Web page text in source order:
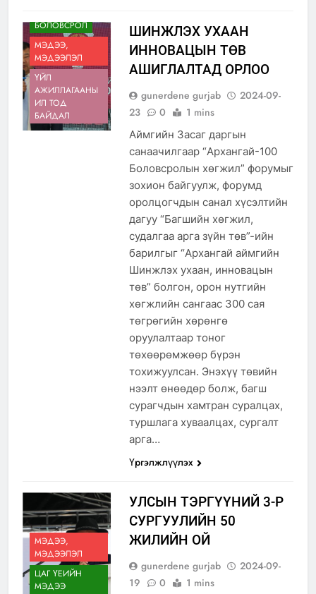
БОЛОВСРОЛ
МЭДЭЭ,
МЭДЭЭЛЭЛ
ҮЙЛ
АЖИЛЛАГААНЫ
ИЛ ТОД
БАЙДАЛ
ШИНЖЛЭХ УХААН
ИННОВАЦЫН ТӨВ
АШИГЛАЛТАД ОРЛОО
gunerdene gurjab
2024-09-
23
0 1 mins
Аймгийн Засаг даргын
санаачилгаар “Архангай-100
Боловсролын хөгжил” форумыг
зохион байгуулж, форумд
оролцогчдын санал хүсэлтийн
дагуу “Багшийн хөгжил,
судалгаа арга зүйн төв”-ийн
барилгыг “Архангай аймгийн
Шинжлэх ухаан, инновацын
төв” болгон, орон нутгийн
хөгжлийн сангаас 300 сая
төгрөгийн хөрөнгө
оруулалтаар тоног
төхөөрөмжөөр бүрэн
тохижуулсан. Энэхүү төвийн
нээлт өнөөдөр болж, багш
сурагчдын хамтран суралцах,
туршлага хуваалцах, сургалт
арга…
Үргэлжлүүлэх
МЭДЭЭ,
МЭДЭЭЛЭЛ
ЦАГ ҮЕИЙН
МЭДЭЭ
УЛСЫН ТЭРГҮҮНИЙ 3-Р
СУРГУУЛИЙН 50
ЖИЛИЙН ОЙ
gunerdene gurjab
2024-09-
19
0 1 mins